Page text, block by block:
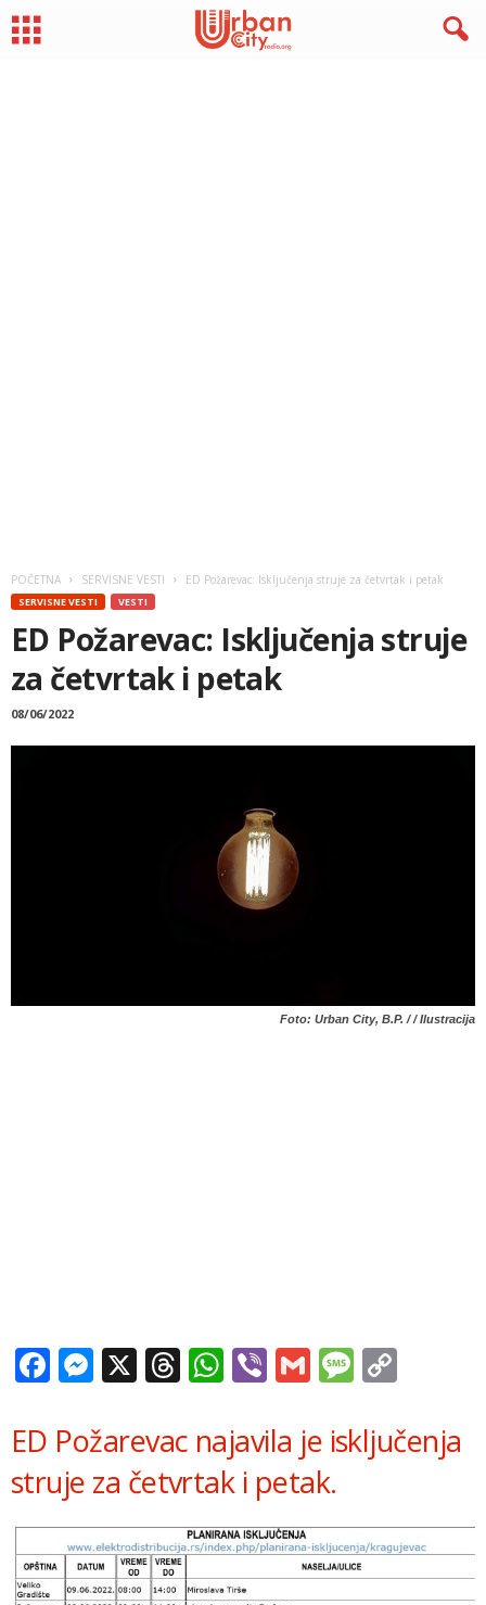
POČETNA SERVISNE VESTI ED Požarevac: Isključenja struje za četvrtak i petak
SERVISNE VESTI VESTI
ED Požarevac: Isključenja struje
za četvrtak i petak
08/06/2022
Foto: Urban City, B.P. / / Ilustracija
Facebook
Messenger
X Threads
WhatsApp
ViberGmail
ED Požarevac najavila je isključenja
struje za četvrtak i petak.